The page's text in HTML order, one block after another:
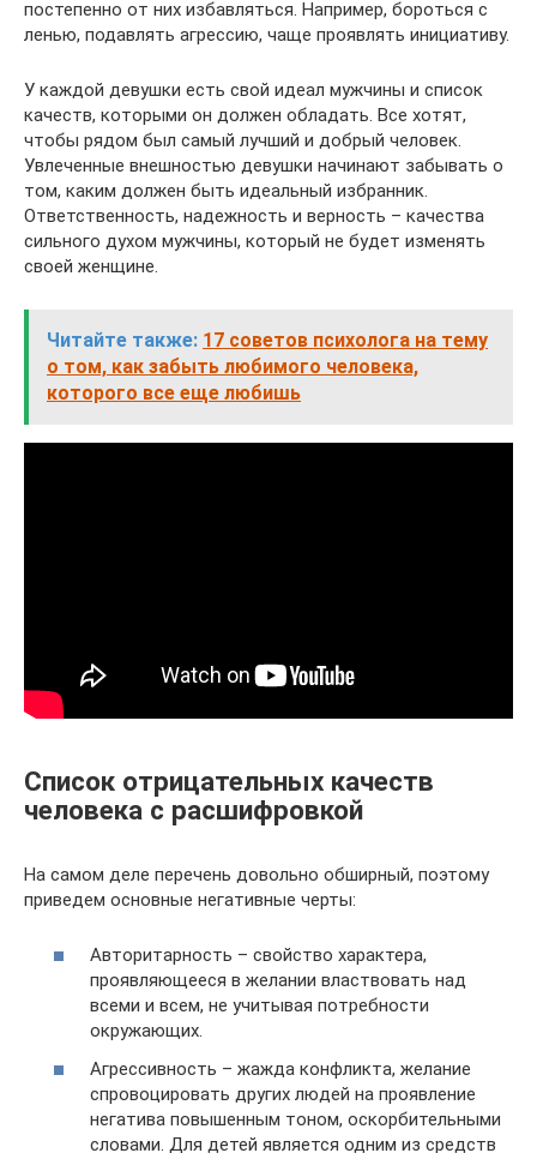
постепенно от них избавляться. Например, бороться с
ленью, подавлять агрессию, чаще проявлять инициативу.
У каждой девушки есть свой идеал мужчины и список
качеств, которыми он должен обладать. Все хотят,
чтобы рядом был самый лучший и добрый человек.
Увлеченные внешностью девушки начинают забывать о
том, каким должен быть идеальный избранник.
Ответственность, надежность и верность – качества
сильного духом мужчины, который не будет изменять
своей женщине.
Читайте также: 17 советов психолога на тему
о том, как забыть любимого человека,
которого все еще любишь
Список отрицательных качеств
человека с расшифровкой
На самом деле перечень довольно обширный, поэтому
приведем основные негативные черты:
Авторитарность – свойство характера,
проявляющееся в желании властвовать над
всеми и всем, не учитывая потребности
окружающих.
Агрессивность – жажда конфликта, желание
спровоцировать других людей на проявление
негатива повышенным тоном, оскорбительными
словами. Для детей является одним из средств